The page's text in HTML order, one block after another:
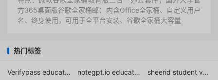
方365桌面版谷歌全家桶邮：内含Office全家桶、自定义用户
名、终身使用，可用于全平台安装、谷歌全家桶大容量
热门标签
Verifypass education notegpt.io education
sheerid student verification youtube